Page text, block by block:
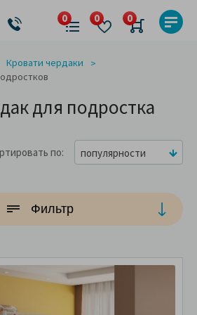
Кровати чердаки
для подростка
по популярности
Фильтр